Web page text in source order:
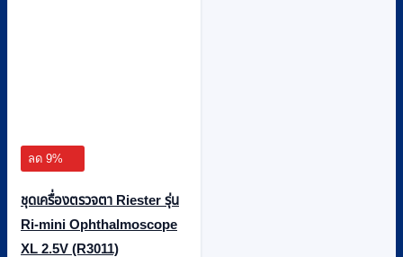
ลด 9%
ชุดเครื่องตรวจตา Riester รุ่น
Ri-mini Ophthalmoscope
XL 2.5V (R3011)